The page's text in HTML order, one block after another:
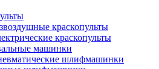
краскопульты
краскопульты
машинки
шлифмашинки